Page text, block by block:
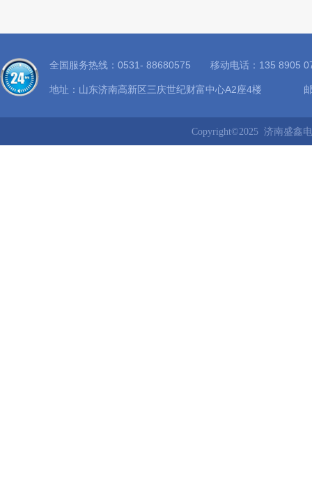
全国服务热线：0531- 88680575 移动电话：135
地址：山东济南高新区三庆世纪财富中心A2座4楼
Copyright©2025 济南盛鑫